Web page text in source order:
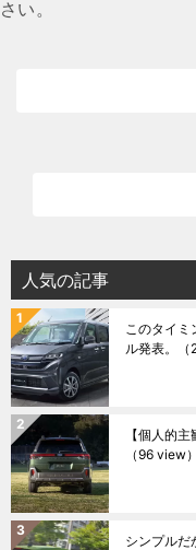
さい。
人気の記事
このタイミ
ル発表。
【個人的
（96 view）
シンプルだ